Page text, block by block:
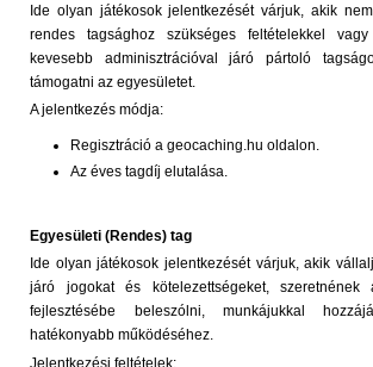
Ide olyan játékosok jelentkezését várjuk, akik
rendes tagsághoz szükséges feltételekkel
kevesebb adminisztrációval járó pártoló
támogatni az egyesületet.
A jelentkezés módja:
Regisztráció a geocaching.hu oldalon.
Az éves tagdíj elutalása.
Egyesületi (Rendes) tag
Ide olyan játékosok jelentkezését várjuk, akik
járó jogokat és kötelezettségeket,
fejlesztésébe beleszólni, munkájukkal
hatékonyabb működéséhez.
Jelentkezési feltételek: